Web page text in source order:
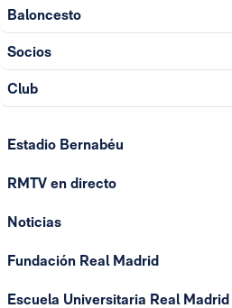
Baloncesto
Socios
Club
Estadio Bernabéu
RMTV en directo
Noticias
Fundación Real Madrid
Escuela Universitaria Real Madrid